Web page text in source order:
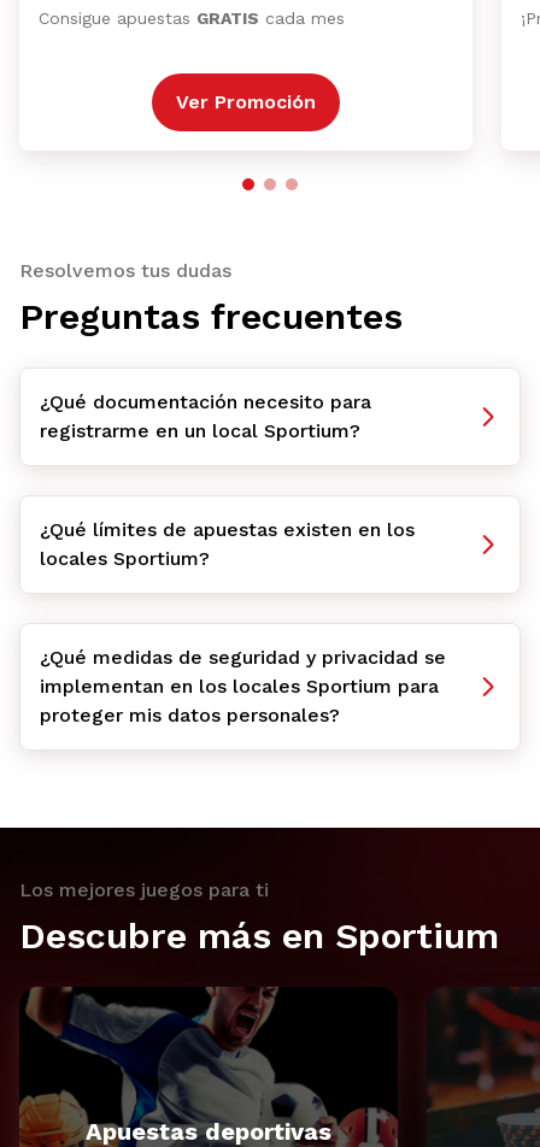
Consigue apuestas GRATIS cada mes
Ver Promoción
Resolvemos tus dudas
Preguntas frecuentes
¿Qué documentación necesito para
registrarme en un local Sportium?
¿Qué límites de apuestas existen en los
locales Sportium?
¿Qué medidas de seguridad y privacidad se
implementan en los locales Sportium para
proteger mis datos personales?
Los mejores juegos para ti
Descubre más en Sportium
Apuestas deportivas